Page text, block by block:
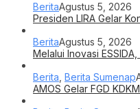
BeritaAgustus 5, 2026
Presiden LIRA Gelar
BeritaAgustus 5, 2026
Melalui Inovasi
Berita Berita Sumenap
AMOS Gelar FGD